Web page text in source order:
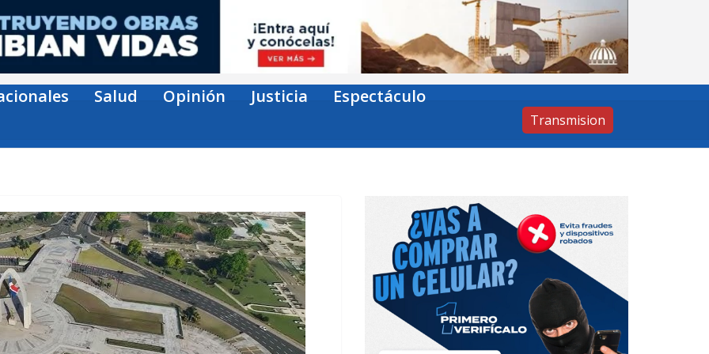
Salud Opinión Justicia Espectáculo
Transmision